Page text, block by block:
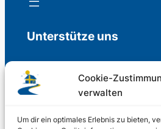
Cookie-
verwalten
Um dir ein optimales Erlebnis zu bieten,
Unterstütze uns
Freiwillige Spenden für die